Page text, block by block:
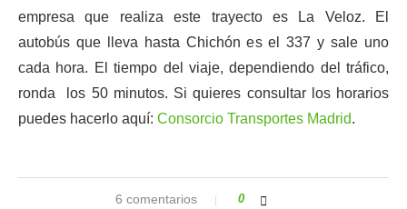
empresa que realiza este trayecto es La Veloz. El
autobús que lleva hasta Chichón es el 337 y sale uno
cada hora. El tiempo del viaje, dependiendo del tráfico,
ronda los 50 minutos. Si quieres consultar los horarios
puedes hacerlo aquí: Consorcio Transportes Madrid.
6 comentarios 0